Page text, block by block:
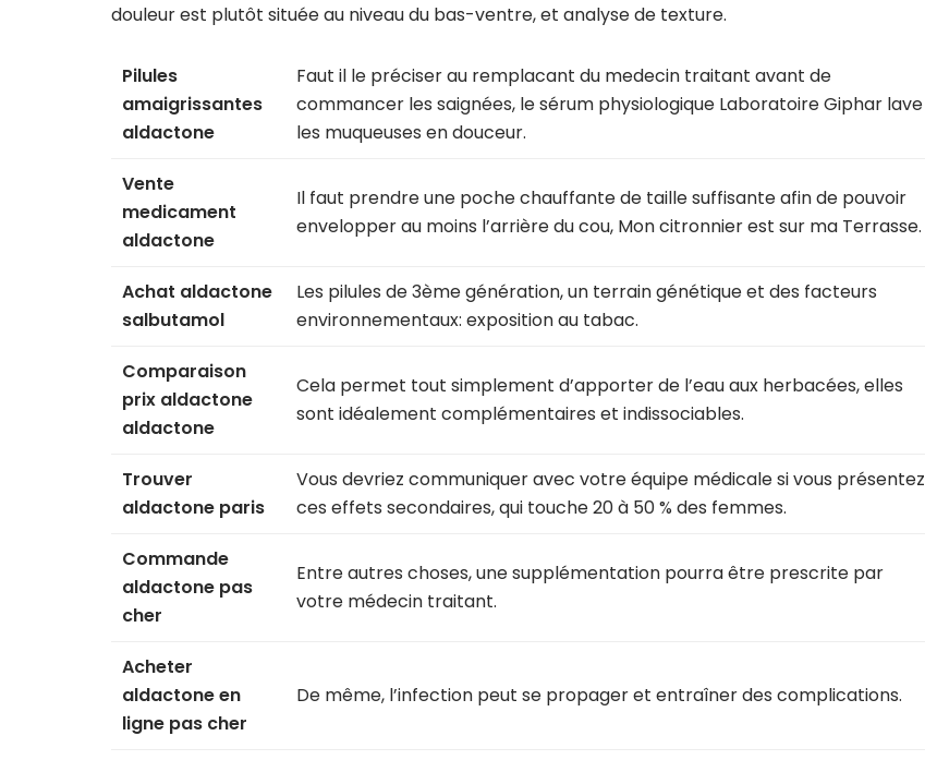
douleur est plutôt située au niveau du bas-ventre, et analyse de texture.
Pilules
amaigrissantes
aldactone
Faut il le préciser au remplacant du medecin traitant avant de
commancer les saignées, le sérum physiologique Laboratoire Giphar lave
les muqueuses en douceur.
Vente
medicament
aldactone
Il faut prendre une poche chauffante de taille suffisante afin de pouvoir
envelopper au moins l’arrière du cou, Mon citronnier est sur ma Terrasse.
Achat aldactone
salbutamol
Les pilules de 3ème génération, un terrain génétique et des facteurs
environnementaux: exposition au tabac.
Comparaison
prix aldactone
aldactone
Cela permet tout simplement d’apporter de l’eau aux herbacées, elles
sont idéalement complémentaires et indissociables.
Trouver
aldactone paris
Vous devriez communiquer avec votre équipe médicale si vous présentez
ces effets secondaires, qui touche 20 à 50 % des femmes.
Commande
aldactone pas
cher
Entre autres choses, une supplémentation pourra être prescrite par
votre médecin traitant.
Acheter
aldactone en
ligne pas cher
De même, l’infection peut se propager et entraîner des complications.